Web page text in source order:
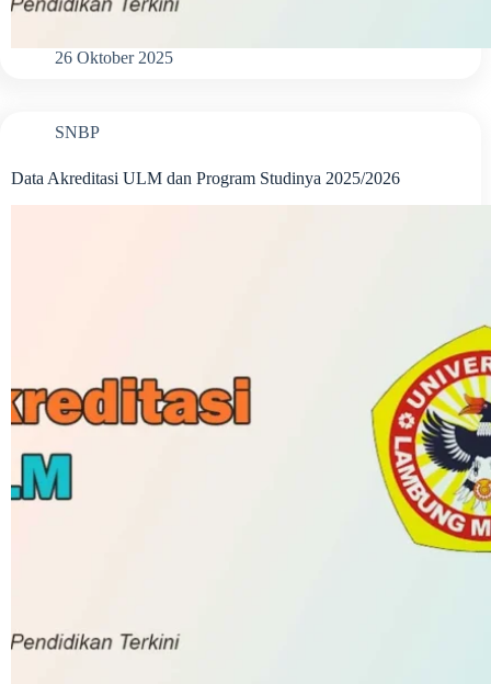
26 Oktober 2025
SNBP
Data Akreditasi ULM dan Program Studinya 2025/2026